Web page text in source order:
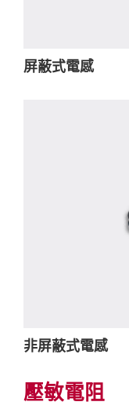
屏蔽式電感
非屏蔽式電感
壓敏電阻